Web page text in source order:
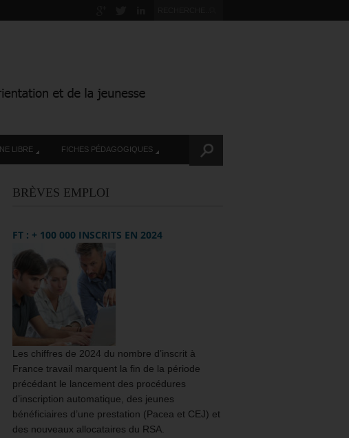
LIBRE FICHES PÉDAGOGIQUES
BRÈVES EMPLOI
FT : + 100 000 INSCRITS EN 2024
Les chiffres de 2024 du nombre d’inscrit à
France travail marquent la fin de la période
précédant le lancement des procédures
d’inscription automatique, des jeunes
bénéficiaires d’une prestation (Pacea et CEJ) et
des nouveaux allocataires du RSA.